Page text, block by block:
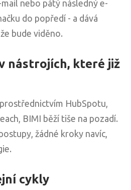
nebo pátý následný e-
do popředí - a dává
bude viděno.
nástrojích, které již
HubSpotu,
BIMI běží tiše na pozadí.
žádné kroky navíc,
cykly